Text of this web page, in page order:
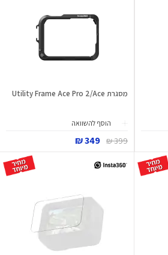
מסגרת Utility Frame Ace Pro 2/Ace
הוסף להשוואה
399 ₪
349 ₪